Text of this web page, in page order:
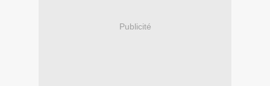
Publicité